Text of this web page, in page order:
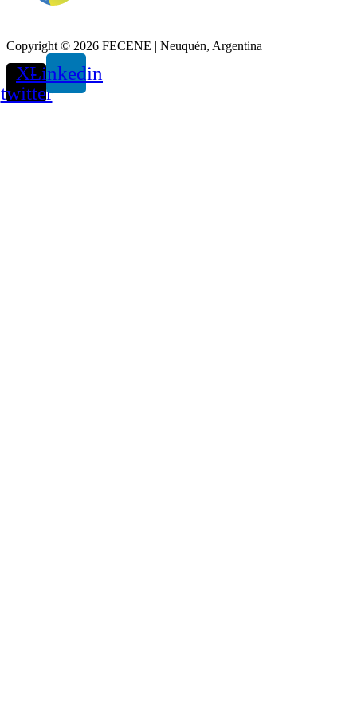
Copyright © 2026 FECENE | Neuquén, Argentina
X-
twitter
Linkedin